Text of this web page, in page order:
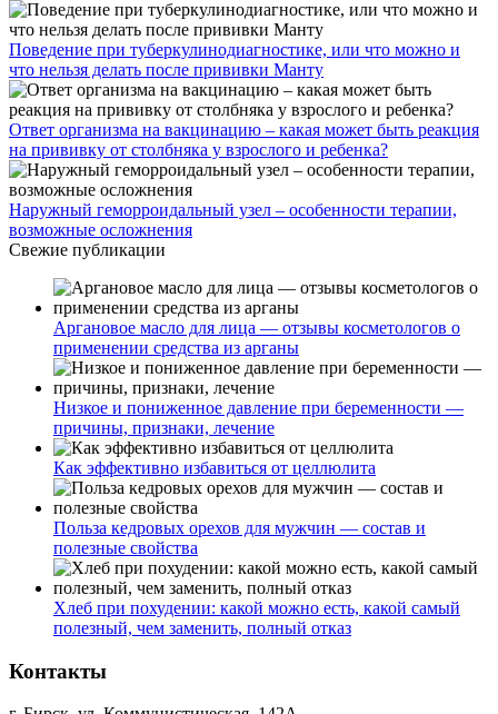
Поведение при туберкулинодиагностике, или что можно и
что нельзя делать после прививки Манту
Ответ организма на вакцинацию – какая может быть реакция
на прививку от столбняка у взрослого и ребенка?
Наружный геморроидальный узел – особенности терапии,
возможные осложнения
Свежие публикации
Аргановое масло для лица — отзывы косметологов о
применении средства из арганы
Низкое и пониженное давление при беременности —
причины, признаки, лечение
Как эффективно избавиться от целлюлита
Польза кедровых орехов для мужчин — состав и
полезные свойства
Хлеб при похудении: какой можно есть, какой самый
полезный, чем заменить, полный отказ
Контакты